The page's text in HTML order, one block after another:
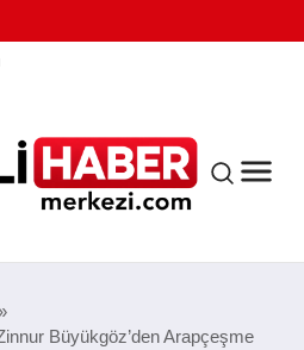
Büyükgöz’den Arapçeşme